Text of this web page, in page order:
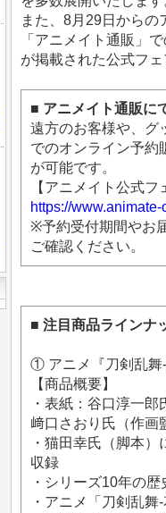
また、8月29日から
「アニメイト通販」
が掲載された公式フ
■ アニメイト通販に
遠方のお客様や、グ
でのオンライン予約
が可能です。
【アニメイト公式フ
https://
※予約受付期間やお
ご確認ください。
■ 注目商品ラインナ
① アニメ『刀剣乱舞
【商品概要】
・表紙：谷口淳一
﨑口さおり氏（作画
・猫田幸氏（脚本
収録
・シリーズ10年の
・アニメ「刀剣乱